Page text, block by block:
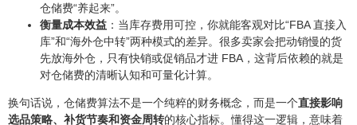
仓储费“养起来”。
衡量成本效益 ：当库存费用可控，你就能客观对比“FBA 直接入
库”和“海外仓中转”两种模式的差异。很多卖家会把动销慢的货
先放海外仓，只有快销或促销品才进 FBA，这背后依赖的就是
对仓储费的清晰认知和可量化计算。
换句话说，仓储费算法不是一个纯粹的财务概念，而是一个直接影响
选品策略、补货节奏和资金周转的核心指标。懂得这一逻辑，意味着